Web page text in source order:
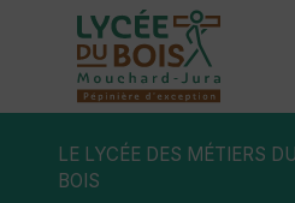
LE LYCÉE DES MÉTIERS DU
BOIS